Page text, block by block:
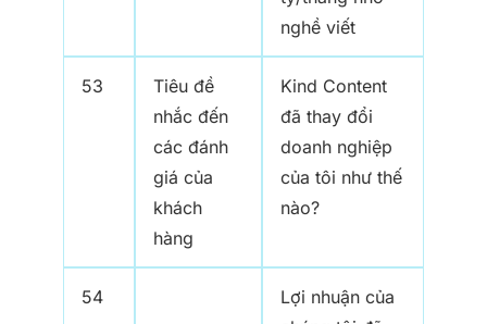
nghề viết
53
Tiêu đề
nhắc đến
các đánh
giá của
khách
hàng
Kind Content
đã thay đổi
doanh nghiệp
của tôi như thế
nào?
54
Lợi nhuận của